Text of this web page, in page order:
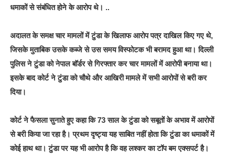
धमाकों से संबंधित होने के आरोप थे। ..
अदालत के समक्ष चार मामलों में टुंडा के खिलाफ आरोप पत्र दाखिल किए गए थे,
जिसके मुताबिक उसके कब्जे से उस समय विस्फोटक भी बरामद हुआ था। दिल्ली
पुलिस ने टुंडा को नेपाल बॉर्डर से गिरफ्तार कर चार मामलों में आरोपी बनाया था।
इसके बाद कोर्ट ने टुंडा को चौथे और आखिरी मामले में सभी आरोपों से बरी कर
दिया।
कोर्ट ने फैसला सुनाते हुए कहा कि 73 साल के टुंडा को सबूतों के अभाव में आरोपों
से बरी किया जा रहा है। प्रथम दृष्ट्या यह साबित नहीं होता कि टुंडा का धमाकों में
कोई हाथ था। टुंडा पर यह भी आरोप है कि वह लश्कर का टॉप बम एक्सपर्ट है।